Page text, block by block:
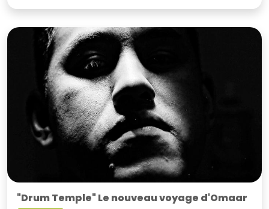
"Drum Temple" Le nouveau voyage d'Omaar